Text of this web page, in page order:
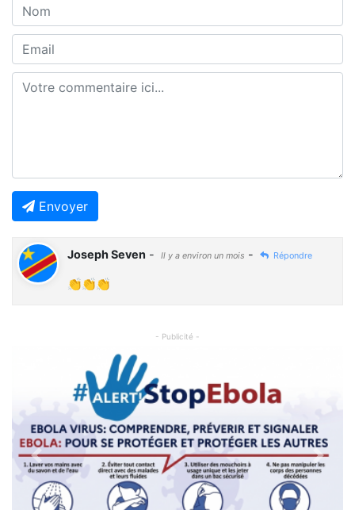
Envoyer
Joseph Seven - Il y a environ un mois - Répondre
👏👏👏
- Publicité -
Previous Next